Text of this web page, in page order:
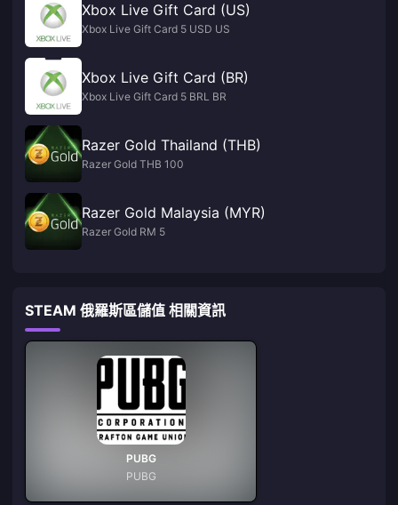
Xbox Live Gift Card (US)
Xbox Live Gift Card 5 USD US
Xbox Live Gift Card (BR)
Xbox Live Gift Card 5 BRL BR
Razer Gold Thailand (THB)
Razer Gold THB 100
Razer Gold Malaysia (MYR)
Razer Gold RM 5
STEAM 俄羅斯區儲值 相關資訊
PUBG
PUBG